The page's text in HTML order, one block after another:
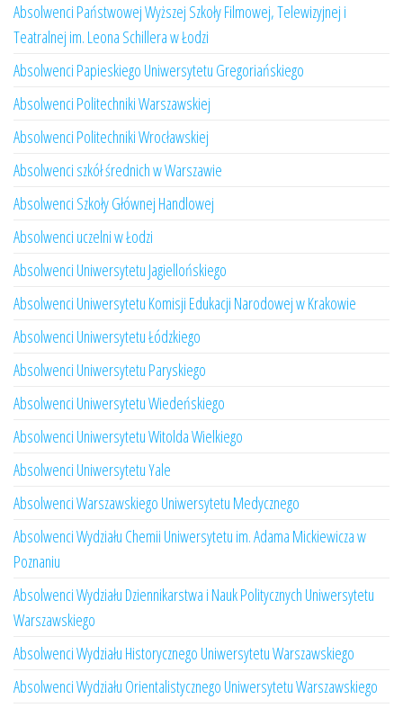
Absolwenci Państwowej Wyższej Szkoły Filmowej, Telewizyjnej i
Teatralnej im. Leona Schillera w Łodzi
Absolwenci Papieskiego Uniwersytetu Gregoriańskiego
Absolwenci Politechniki Warszawskiej
Absolwenci Politechniki Wrocławskiej
Absolwenci szkół średnich w Warszawie
Absolwenci Szkoły Głównej Handlowej
Absolwenci uczelni w Łodzi
Absolwenci Uniwersytetu Jagiellońskiego
Absolwenci Uniwersytetu Komisji Edukacji Narodowej w Krakowie
Absolwenci Uniwersytetu Łódzkiego
Absolwenci Uniwersytetu Paryskiego
Absolwenci Uniwersytetu Wiedeńskiego
Absolwenci Uniwersytetu Witolda Wielkiego
Absolwenci Uniwersytetu Yale
Absolwenci Warszawskiego Uniwersytetu Medycznego
Absolwenci Wydziału Chemii Uniwersytetu im. Adama Mickiewicza w
Poznaniu
Absolwenci Wydziału Dziennikarstwa i Nauk Politycznych Uniwersytetu
Warszawskiego
Absolwenci Wydziału Historycznego Uniwersytetu Warszawskiego
Absolwenci Wydziału Orientalistycznego Uniwersytetu Warszawskiego